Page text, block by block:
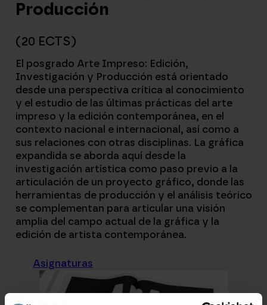
Producción
(20 ECTS)
El posgrado Arte Impreso: Edición,
Investigación y Producción está orientado
desde una perspectiva crítica al conocimiento
y el estudio de las últimas prácticas del arte
impreso y la edición contemporánea, en el
contexto nacional e internacional, así como a
sus relaciones con otras disciplinas. La gráfica
expandida se aborda aquí desde la
investigación artística como paso previo a la
articulación de un proyecto gráfico, donde las
herramientas de producción y el análisis teórico
se complementan para articular una visión
amplia del campo actual de la gráfica y la
edición de artista contemporánea.
Asignaturas